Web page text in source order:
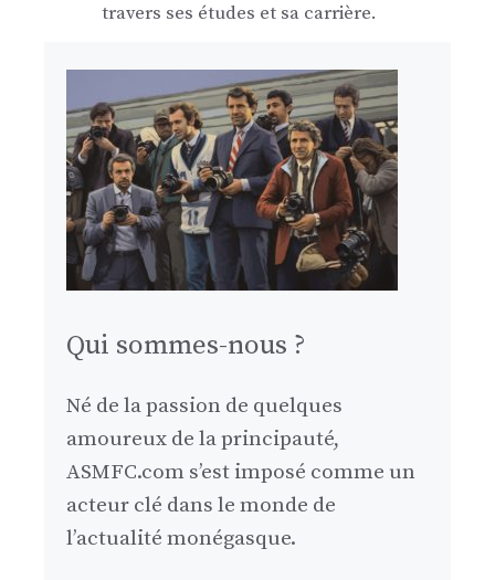
travers ses études et sa carrière.
Qui sommes-nous ?
Né de la passion de quelques
amoureux de la principauté,
ASMFC.com s’est imposé comme un
acteur clé dans le monde de
l’actualité monégasque.